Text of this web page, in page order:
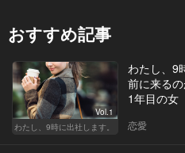
おすすめ記事
Vol.1
わたし、9時に出社します。
わたし、9
前に来る
1年目の女
恋愛